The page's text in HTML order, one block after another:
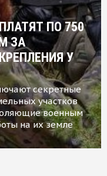
ПО 750
ЗА
У
секретные
участков
военным
на их земле